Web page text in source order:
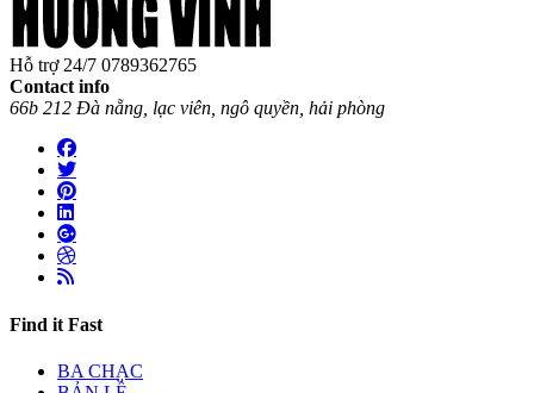
Hỗ trợ 24/7 0789362765
Contact info
66b 212 Đà nẵng, lạc viên, ngô quyền, hải phòng
Find it Fast
BA CHẠC